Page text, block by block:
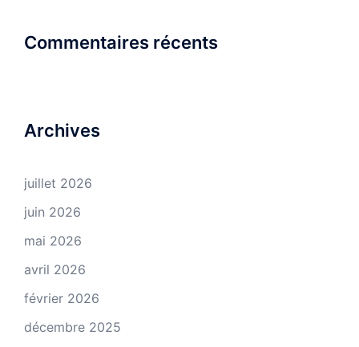
Commentaires récents
Archives
juillet 2026
juin 2026
mai 2026
avril 2026
février 2026
décembre 2025